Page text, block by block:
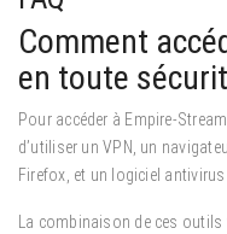
Comment
en toute
Pour accéder à Empire-
d’utiliser un VPN, un
Firefox, et un logiciel antivirus
La combinaison de ces